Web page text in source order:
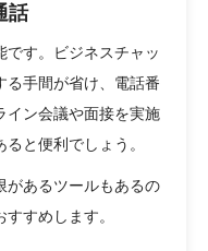
話
です。ビジネスチャッ
る手間が省け、電話番
イン会議や面接を実施
と便利でしょう。
があるツールもあるの
すめします。